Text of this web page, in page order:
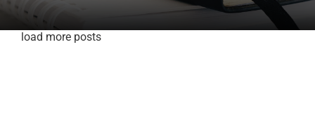
load more posts